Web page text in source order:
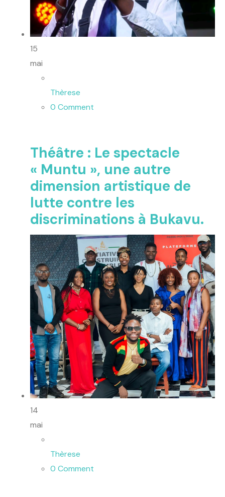
15
mai
Thèrese
0 Comment
Théâtre : Le spectacle
« Muntu », une autre
dimension artistique de
lutte contre les
discriminations à Bukavu.
14
mai
Thèrese
0 Comment